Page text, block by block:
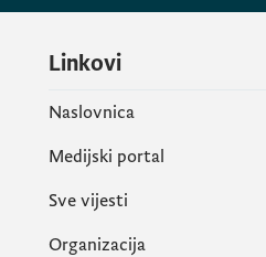
Linkovi
Naslovnica
Medijski portal
Sve vijesti
Organizacija